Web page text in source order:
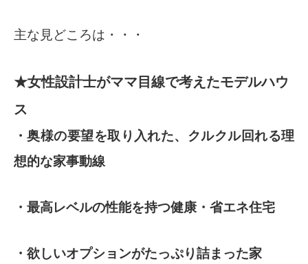
主な見どころは・・・
★女性設計士がママ目線で考えたモデルハウ
ス
・奥様の要望を取り入れた、クルクル回れる理
想的な家事動線
・最高レベルの性能を持つ健康・省エネ住宅
・欲しいオプションがたっぷり詰まった家